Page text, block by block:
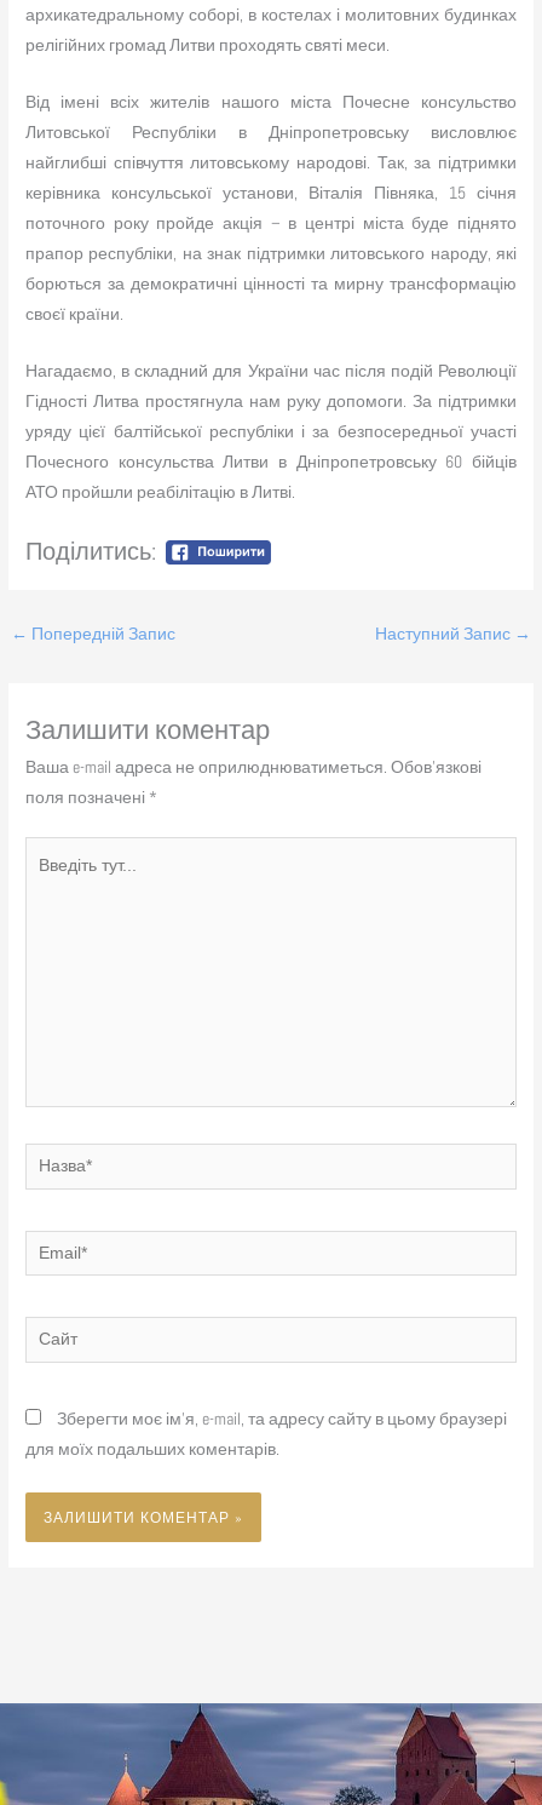
архикатедральному соборі, в костелах і молитовних будинках
релігійних громад Литви проходять святі меси.
Від імені всіх жителів нашого міста Почесне консульство
Литовської Республіки в Дніпропетровську висловлює
найглибші співчуття литовському народові. Так, за підтримки
керівника консульської установи, Віталія Півняка, 15 січня
поточного року пройде акція – в центрі міста буде піднято
прапор республіки, на знак підтримки литовського народу, які
борються за демократичні цінності та мирну трансформацію
своєї країни.
Нагадаємо, в складний для України час після подій Революції
Гідності Литва простягнула нам руку допомоги. За підтримки
уряду цієї балтійської республіки і за безпосередньої участі
Почесного консульства Литви в Дніпропетровську 60 бійців
АТО пройшли реабілітацію в Литві.
Поділитись:
← Попередній Запис Наступний Запис →
Залишити коментар
Ваша e-mail адреса не оприлюднюватиметься. Обов’язкові
поля позначені *
Назва*
Email*
Сайт
Зберегти моє ім'я, e-mail, та адресу сайту в цьому браузері
для моїх подальших коментарів.